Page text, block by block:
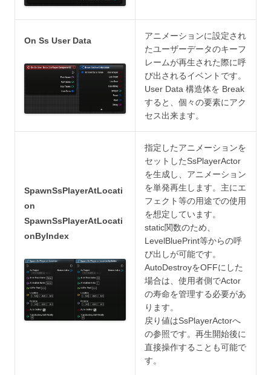
On Ss User Data
アニメーションに設定され
たユーザーデータのキーフ
レームが再生された際に呼
び出されるイベントです。
User Data 構造体を Break
すると、個々の要素にアク
セス出来ます。
SpawnSsPlayerAtLocati
on
SpawnSsPlayerAtLocati
onByIndex
指定したアニメーションを
セットしたSsPlayerActor
を生成し、アニメーション
を単発再生します。主にエ
フェクト等の用途での使用
を想定しています。
static関数のため、
LevelBluePrint等からの呼
び出しが可能です。
AutoDestroyをOFFにした
場合は、使用者側でActor
の寿命を管理する必要があ
ります。
戻り値はSsPlayerActorへ
の参照です。再生開始後に
直接操作することも可能で
す。